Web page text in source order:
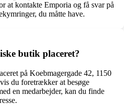
at kontakte Emporia og få svar på
du måtte have.
butik placeret?
på Koebmagergade 42, 1150
du foretrækker at besøge
en medarbejder, kan du finde